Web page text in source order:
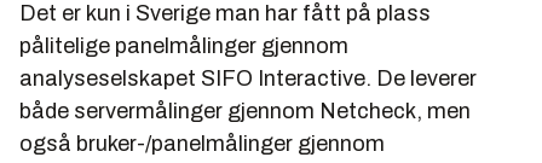
Det er kun i Sverige man har fått på plass
pålitelige panelmålinger gjennom
analyseselskapet SIFO Interactive. De leverer
både servermålinger gjennom Netcheck, men
også bruker-/panelmålinger gjennom